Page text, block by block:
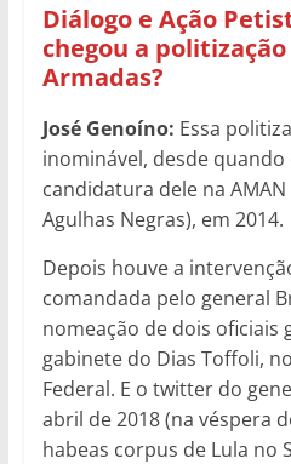
Diálogo e Ação
chegou a politização
Armadas?
José Genoíno: Essa
inominável, desde quando
candidatura dele na
Agulhas Negras), em 2014.
Depois houve a
comandada pelo general
nomeação de dois oficiais
gabinete do Dias Toffoli,
Federal. E o twitter do
abril de 2018 (na véspera
habeas corpus de Lula no